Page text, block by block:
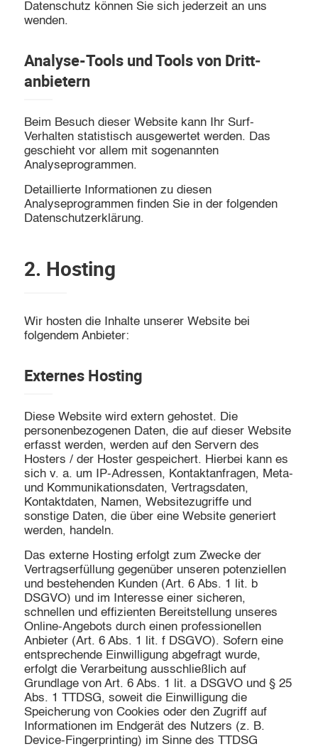
Datenschutz können Sie sich jederzeit an uns
wenden.
Analyse-Tools und Tools von Dritt­
anbietern
Beim Besuch dieser Website kann Ihr Surf-
Verhalten statistisch ausgewertet werden. Das
geschieht vor allem mit sogenannten
Analyseprogrammen.
Detaillierte Informationen zu diesen
Analyseprogrammen finden Sie in der folgenden
Datenschutzerklärung.
2. Hosting
Wir hosten die Inhalte unserer Website bei
folgendem Anbieter:
Externes Hosting
Diese Website wird extern gehostet. Die
personenbezogenen Daten, die auf dieser Website
erfasst werden, werden auf den Servern des
Hosters / der Hoster gespeichert. Hierbei kann es
sich v. a. um IP-Adressen, Kontaktanfragen, Meta-
und Kommunikationsdaten, Vertragsdaten,
Kontaktdaten, Namen, Websitezugriffe und
sonstige Daten, die über eine Website generiert
werden, handeln.
Das externe Hosting erfolgt zum Zwecke der
Vertragserfüllung gegenüber unseren potenziellen
und bestehenden Kunden (Art. 6 Abs. 1 lit. b
DSGVO) und im Interesse einer sicheren,
schnellen und effizienten Bereitstellung unseres
Online-Angebots durch einen professionellen
Anbieter (Art. 6 Abs. 1 lit. f DSGVO). Sofern eine
entsprechende Einwilligung abgefragt wurde,
erfolgt die Verarbeitung ausschließlich auf
Grundlage von Art. 6 Abs. 1 lit. a DSGVO und § 25
Abs. 1 TTDSG, soweit die Einwilligung die
Speicherung von Cookies oder den Zugriff auf
Informationen im Endgerät des Nutzers (z. B.
Device-Fingerprinting) im Sinne des TTDSG